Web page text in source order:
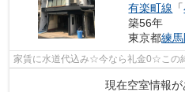
有楽町線 「
築56年
東京都練
家賃に水道代込み☆今なら礼金0☆この
現在空室情報が